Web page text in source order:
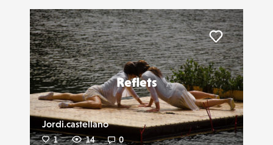
Reflets
Jordi.castellano
1 14 0
Liker